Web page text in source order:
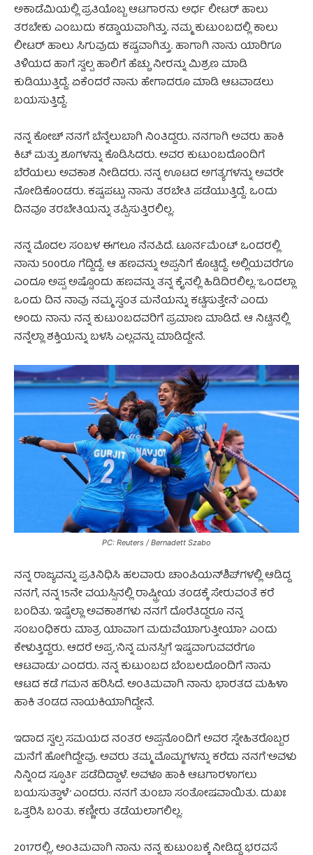
ಅಕಾಡೆಮಿಯಲ್ಲಿ ‌ಪ್ರತಿಯೊಬ್ಬ ಆಟಗಾರನು ಅರ್ಧ ಲೀಟರ್‌ ಹಾಲು
ತರಬೇಕು ಎಂಬುದು ಕಡ್ಡಾಯವಾಗಿತ್ತು. ನಮ್ಮ ಕುಟುಂಬದಲ್ಲಿ ಕಾಲು
ಲೀಟರ್‌ ಹಾಲು ಸಿಗುವುದು ಕಷ್ಟವಾಗಿತ್ತು. ಹಾಗಾಗಿ ನಾನು ಯಾರಿಗೂ
ತಿಳಿಯದ ಹಾಗೆ ಸ್ವಲ್ಪ ಹಾಲಿಗೆ ಹೆಚ್ಚು ನೀರನ್ನು ಮಿಶ್ರಣ ಮಾಡಿ
ಕುಡಿಯುತ್ತಿದ್ದೆ. ಏಕೆಂದರೆ ನಾನು ಹೇಗಾದರೂ ಮಾಡಿ ಆಟವಾಡಲು
ಬಯಸುತ್ತಿದ್ದೆ.
ನನ್ನ ಕೋಚ್‌ ನನಗೆ ಬೆನ್ನೆಲುಬಾಗಿ ನಿಂತಿದ್ದರು. ನನಗಾಗಿ ಅವರು ಹಾಕಿ
ಕಿಟ್‌ ಮತ್ತು ಶೂಗಳನ್ನು ಕೊಡಿಸಿದರು. ಅವರ ಕುಟುಂಬದೊಂದಿಗೆ
ಬೆರೆಯಲು ಅವಕಾಶ ನೀಡಿದರು. ನನ್ನ ಊಟದ ಅಗತ್ಯಗಳನ್ನು ಅವರೇ
ನೋಡಿಕೊಂಡರು. ಕಷ್ಟಪಟ್ಟು ನಾನು ತರಬೇತಿ ಪಡೆಯುತ್ತಿದ್ದೆ. ಒಂದು
ದಿನವೂ ತರಬೇತಿಯನ್ನು ತಪ್ಪಿಸುತ್ತಿರಲಿಲ್ಲ.
ನನ್ನ ಮೊದಲ ಸಂಬಳ ಈಗಲೂ ನೆನಪಿದೆ. ಟೂರ್ನಮೆಂಟ್‌ ಒಂದರಲ್ಲಿ
ನಾನು 500ರೂ ಗೆದ್ದಿದ್ದೆ. ಆ ಹಣವನ್ನು ಅಪ್ಪನಿಗೆ ಕೊಟ್ಟಿದ್ದೆ. ಅಲ್ಲಿಯವರೆಗೂ
ಎಂದೂ ಅಪ್ಪ ಅಷ್ಟೊಂದು ಹಣವನ್ನು ತನ್ನ ಕೈನಲ್ಲಿ ಹಿಡಿದಿರಲಿಲ್ಲ. ‘ಒಂದಲ್ಲಾ
ಒಂದು ದಿನ ನಾವು ನಮ್ಮ ಸ್ವಂತ ಮನೆಯನ್ನು ಕಟ್ಟಿಸುತ್ತೇನೆ’ ಎಂದು
ಅಂದು ನಾನು ನನ್ನ ಕುಟುಂಬದವರಿಗೆ ಪ್ರಮಾಣ ಮಾಡಿದೆ. ಆ ನಿಟ್ಟಿನಲ್ಲಿ
ನನ್ನೆಲ್ಲಾ ಶಕ್ತಿಯನ್ನು ಬಳಸಿ ಎಲ್ಲವನ್ನು ಮಾಡಿದ್ದೇನೆ.
PC: Reuters / Bernadett Szabo
ನನ್ನ ರಾಜ್ಯವನ್ನು ಪ್ರತಿನಿಧಿಸಿ ಹಲವಾರು ಚಾಂಪಿಯನ್‌ಶಿಪ್‌ಗಳಲ್ಲಿ ಆಡಿದ್ದ
ನನಗೆ, ನನ್ನ 15ನೇ ವಯಸ್ಸಿನಲ್ಲಿ ರಾಷ್ಟ್ರೀಯ ತಂಡಕ್ಕೆ ಸೇರುವಂತೆ ಕರೆ
ಬಂದಿತು. ಇಷ್ಟೆಲ್ಲಾ ಅವಕಾಶಗಳು ನನಗೆ ದೊರೆತಿದ್ದರೂ ನನ್ನ
ಸಂಬಂಧಿಕರು ಮಾತ್ರ ಯಾವಾಗ ಮದುವೆಯಾಗುತ್ತೀಯಾ? ಎಂದು
ಕೇಳುತ್ತಿದ್ದರು. ಆದರೆ ಅಪ್ಪ, ‘ನಿನ್ನ ಮನಸ್ಸಿಗೆ ಇಷ್ಟವಾಗುವವರೆಗೂ
ಆಟವಾಡು’ ಎಂದರು. ನನ್ನ ಕುಟುಂಬದ ಬೆಂಬಲದೊಂದಿಗೆ ನಾನು
ಆಟದ ಕಡೆ ಗಮನ ಹರಿಸಿದೆ. ಅಂತಿಮವಾಗಿ ನಾನು ಭಾರತದ ಮಹಿಳಾ
ಹಾಕಿ ತಂಡದ ನಾಯಕಿಯಾಗಿದ್ದೇನೆ.
ಇದಾದ ಸ್ವಲ್ಪ ಸಮಯದ ನಂತರ ಅಪ್ಪನೊಂದಿಗೆ ಅವರ ಸ್ನೇಹಿತರೊಬ್ಬರ
ಮನೆಗೆ ಹೋಗಿದ್ದೇವು. ಅವರು ತಮ್ಮ ಮೊಮ್ಮಗಳನ್ನು ಕರೆದು ನನಗೆ ‘ಅವಳು
ನಿನ್ನಿಂದ ಸ್ಫೂರ್ತಿ ಪಡೆದಿದ್ದಾಳೆ. ಅವಳೂ ಹಾಕಿ ಆಟಗಾರಳಾಗಲು
ಬಯಸುತ್ತಾಳೆ’ ಎಂದರು. ನನಗೆ ತುಂಬಾ ಸಂತೋಷವಾಯಿತು. ದುಖಃ
ಒತ್ತರಿಸಿ ಬಂತು. ಕಣ್ಣೀರು ತಡೆಯಲಾಗಲಿಲ್ಲ.
2017ರಲ್ಲಿ, ಅಂತಿಮವಾಗಿ ನಾನು ನನ್ನ ಕುಟುಂಬಕ್ಕೆ ನೀಡಿದ್ದ ಭರವಸೆ